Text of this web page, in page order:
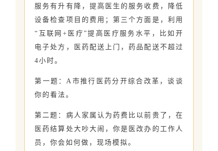
服务有升有降，提高医生的服务收费，降低
设备检查项目的费用；第三个方面是，利用
“互联网+医疗”提高医疗服务水平，比如开
电子处方，医药配送上门，药品配送不超过
4小时。
第一题：A市推行医药分开综合改革，谈谈
你的看法。
第二题：病人家属认为药费比以前贵了，在
医药结算处大吵大闹，你是医改办的工作人
员，你会如何做，现场模拟。